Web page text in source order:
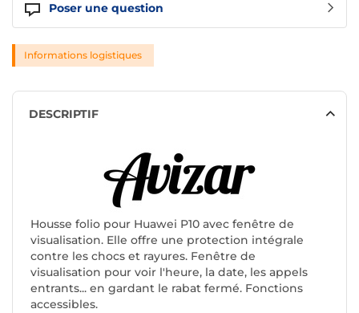
Poser une question
Informations logistiques
DESCRIPTIF
Housse folio pour Huawei P10 avec fenêtre de
visualisation. Elle offre une protection intégrale
contre les chocs et rayures. Fenêtre de
visualisation pour voir l'heure, la date, les appels
entrants... en gardant le rabat fermé. Fonctions
accessibles.